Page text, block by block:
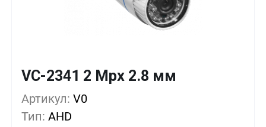
VC-2341 2 Mpx 2.8 мм
Артикул: V0
Тип: AHD
Кол-во Выгода
1+
10+